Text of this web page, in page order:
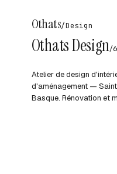
Othats/Design
Othats Design/
Atelier de design
d'aménagement —
Basque. Rénovation et